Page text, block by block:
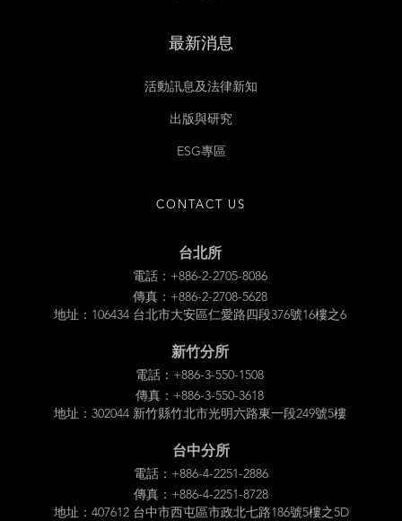
最新消息
活動訊息及法律新知
出版與研究
ESG專區
CONTACT US
台北所
電話：+886-2-2705-8086
傳真：+886-2-2708-5628
地址：106434 台北市大安區仁愛路四段376號16樓之6
新竹分所
電話：+886-3-550-1508
傳真：+886-3-550-3618
地址：302044 新竹縣竹北市光明六路東一段249號5樓
台中分所
電話：+886-4-2251-2886
傳真：+886-4-2251-8728
地址：407612 台中市西屯區市政北七路186號5樓之5D